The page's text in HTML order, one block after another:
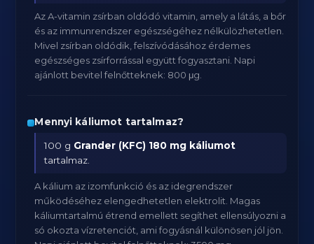
Az A-vitamin zsírban oldódó vitamin, amely a látás, a bőr
és az immunrendszer egészségéhez nélkülözhetetlen.
Mivel zsírban oldódik, felszívódásához érdemes
egészséges zsírforrással együtt fogyasztani. Napi
ajánlott bevitel felnőtteknek: 800 μg.
Mennyi káliumot tartalmaz?
100 g Grander (KFC) 180 mg káliumot
tartalmaz.
A kálium az izomfunkció és az idegrendszer
működéséhez elengedhetetlen elektrolit. Magas
káliumtartalmú étrend emellett segíthet ellensúlyozni a
só okozta vízretenciót, ami fogyásnál különösen jól jön.